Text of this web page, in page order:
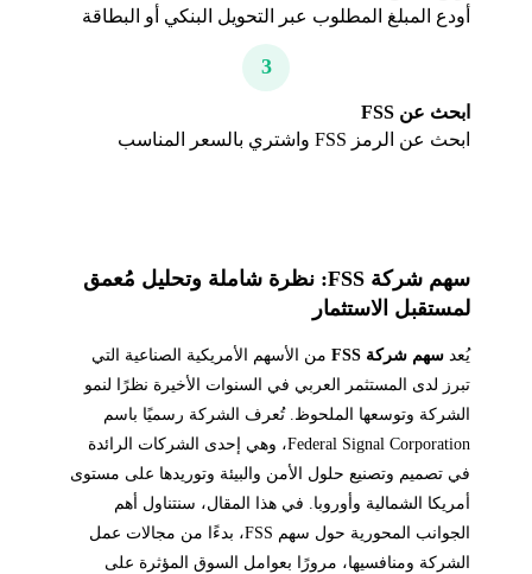
أودع المبلغ المطلوب عبر التحويل البنكي أو البطاقة
3
ابحث عن FSS
ابحث عن الرمز FSS واشتري بالسعر المناسب
سهم شركة FSS: نظرة شاملة وتحليل مُعمق
لمستقبل الاستثمار
يُعد سهم شركة FSS
من الأسهم الأمريكية الصناعية التي
تبرز لدى المستثمر العربي في السنوات الأخيرة نظرًا لنمو
الشركة وتوسعها الملحوظ. تُعرف الشركة رسميًا باسم
Federal Signal Corporation، وهي إحدى الشركات الرائدة
في تصميم وتصنيع حلول الأمن والبيئة وتوريدها على مستوى
أمريكا الشمالية وأوروبا. في هذا المقال، سنتناول أهم
الجوانب المحورية حول سهم FSS، بدءًا من مجالات عمل
الشركة ومنافسيها، مرورًا بعوامل السوق المؤثرة على